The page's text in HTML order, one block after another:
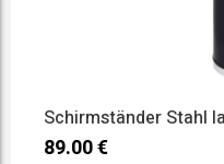
Schirmständer Stahl
89.00€